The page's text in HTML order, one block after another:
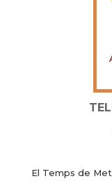
El Temps de